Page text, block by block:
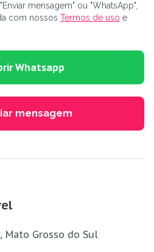
mensagem" ou "WhatsApp",
com nossos Termos de uso e
Whatsapp
mensagem
Mato Grosso do Sul